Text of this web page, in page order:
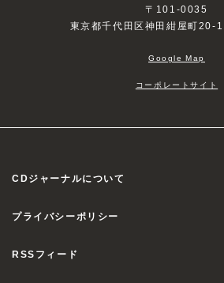
〒101-0035
東京都千代田区神田紺屋町20-
Google Map
コーポレートサイト
CDジャーナルについて
プライバシーポリシー
RSSフィード